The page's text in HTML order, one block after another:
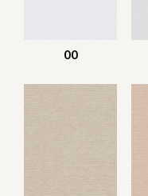
00